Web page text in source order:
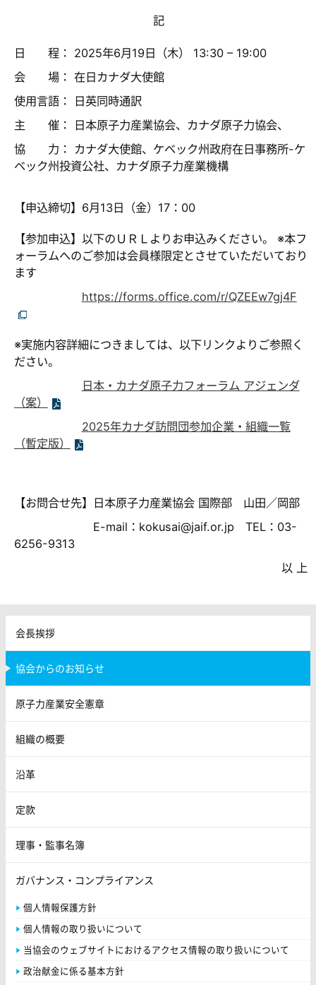
記
日 程： 2025年6月19日（木） 13:30 – 19:00
会 場： 在日カナダ大使館
使用言語： 日英同時通訳
主 催： 日本原子力産業協会、カナダ原子力協会、
協 力： カナダ大使館、ケベック州政府在日事務所-ケ
ベック州投資公社、カナダ原子力産業機構
【申込締切】6月13日（金）17：00
【参加申込】以下のＵＲＬよりお申込みください。 ※本フ
ォーラムへのご参加は会員様限定とさせていただいており
ます
https://forms.office.com/r/QZEEw7gj4F
※実施内容詳細につきましては、以下リンクよりご参照く
ださい。
日本・カナダ原子力フォーラム アジェンダ
（案）
2025年カナダ訪問団参加企業・組織一覧
（暫定版）
【お問合せ先】日本原子力産業協会 国際部 山田／岡部
E-mail：kokusai@jaif.or.jp TEL：03-
6256-9313
以 上
会長挨拶
協会からのお知らせ
原子力産業安全憲章
組織の概要
沿革
定款
理事・監事名簿
ガバナンス・コンプライアンス
個人情報保護方針
個人情報の取り扱いについて
当協会のウェブサイトにおけるアクセス情報の取り扱いについて
政治献金に係る基本方針